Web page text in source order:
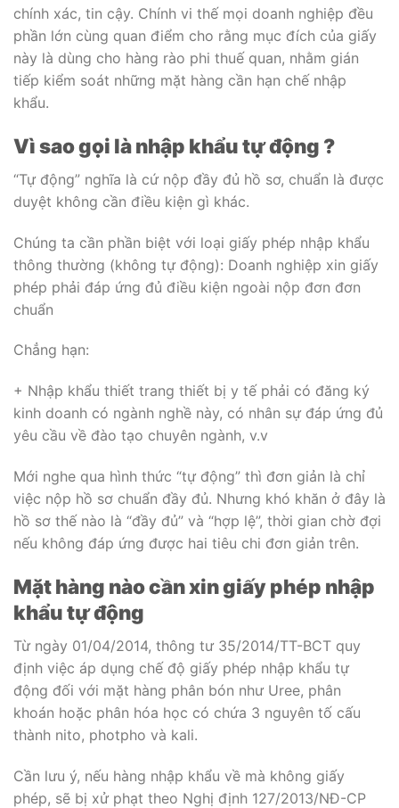
chính xác, tin cậy. Chính vi thế mọi doanh nghiệp đều
phần lớn cùng quan điểm cho rằng mục đích của giấy
này là dùng cho hàng rào phi thuế quan, nhằm gián
tiếp kiểm soát những mặt hàng cần hạn chế nhập
khẩu.
Vì sao gọi là nhập khẩu tự động ?
“Tự động” nghĩa là cứ nộp đầy đủ hồ sơ, chuẩn là được
duyệt không cần điều kiện gì khác.
Chúng ta cần phần biệt với loại giấy phép nhập khẩu
thông thường (không tự động): Doanh nghiệp xin giấy
phép phải đáp ứng đủ điều kiện ngoài nộp đơn đơn
chuẩn
Chẳng hạn:
+ Nhập khẩu thiết trang thiết bị y tế phải có đăng ký
kinh doanh có ngành nghề này, có nhân sự đáp ứng đủ
yêu cầu về đào tạo chuyên ngành, v.v
Mới nghe qua hình thức “tự động” thì đơn giản là chỉ
việc nộp hồ sơ chuẩn đầy đủ. Nhưng khó khăn ở đây là
hồ sơ thế nào là “đầy đủ” và “hợp lệ”, thời gian chờ đợi
nếu không đáp ứng được hai tiêu chi đơn giản trên.
Mặt hàng nào cần xin giấy phép nhập
khẩu tự động
Từ ngày 01/04/2014, thông tư 35/2014/TT-BCT quy
định việc áp dụng chế độ giấy phép nhập khẩu tự
động đối với mặt hàng phân bón như Uree, phân
khoán hoặc phân hóa học có chứa 3 nguyên tố cấu
thành nito, photpho và kali.
Cần lưu ý, nếu hàng nhập khẩu về mà không giấy
phép, sẽ bị xử phạt theo Nghị định 127/2013/NĐ-CP